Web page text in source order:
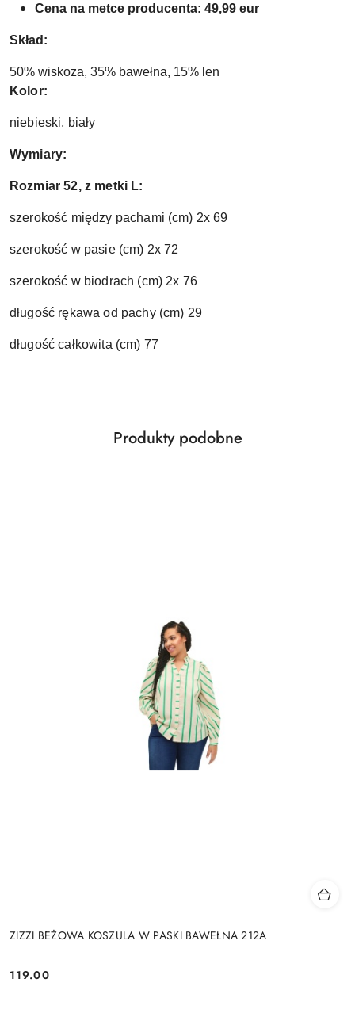
Cena na metce producenta: 49,99 eur
Skład:
50% wiskoza, 35% bawełna, 15% len
Kolor:
niebieski, biały
Wymiary:
Rozmiar 52, z metki L:
szerokość między pachami (cm) 2x 69
szerokość w pasie (cm) 2x 72
szerokość w biodrach (cm) 2x 76
długość rękawa od pachy (cm) 29
długość całkowita (cm) 77
Pomiń karuzelę produktów
Produkty
Produkty podobne
ZIZZI BEŻOWA KOSZULA W PASKI BAWEŁNA 212A
Cena:
119.00